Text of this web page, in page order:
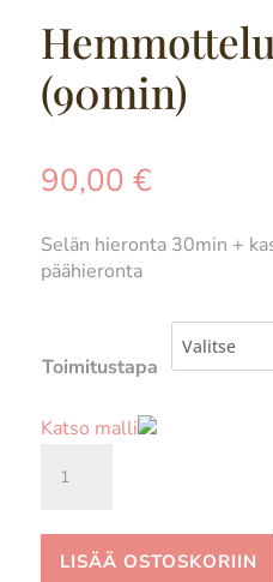
(90min)
90,00 €
Selän hieronta 30min +
päähieronta
Toimitustapa
Katso malli
LISÄÄ OSTOSKORIIN